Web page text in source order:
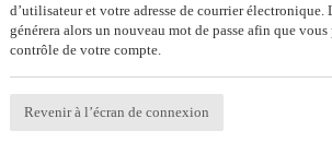
d’utilisateur et votre adresse de courrier
générera alors un nouveau mot de passe afin que
contrôle de votre compte.
Revenir à l’écran de connexion